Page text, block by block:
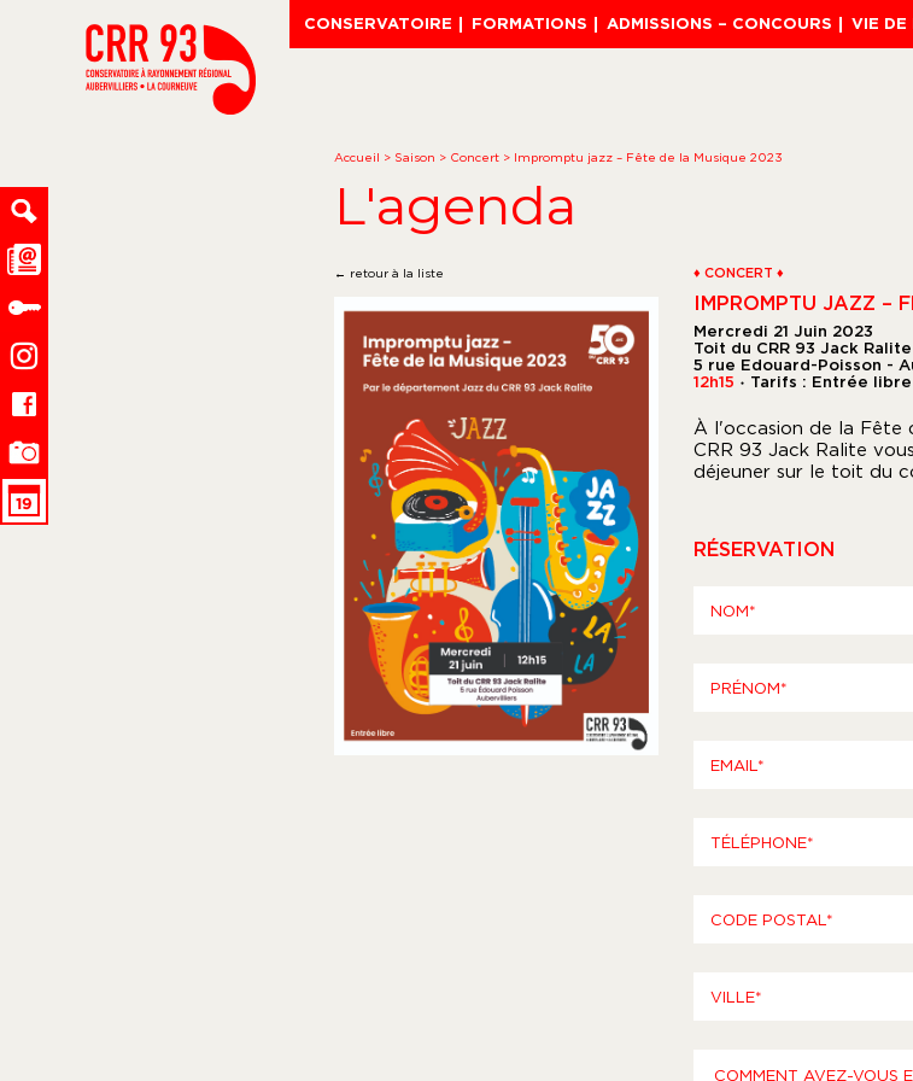
CONSERVATOIRE FORMATIONS ADMISSIONS – CONCOURS VIE DE
Accueil > Saison > Concert > Impromptu jazz – Fête de la Musique 2023
L'agenda
← retour à la liste ♦ CONCERT ♦
IMPROMPTU JAZZ –
Mercredi 21 Juin 2023
Toit du CRR 93 Jack Ralite
5 rue Edouard-Poisson -
12h15
● Tarifs : Entrée libre
À l'occasion de la Fête
CRR 93 Jack Ralite
déjeuner sur le toit du
RÉSERVATION